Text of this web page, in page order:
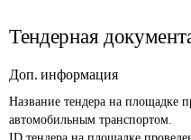
Тендерная
Доп. информация
Название тендера на площадке
автомобильным транспортом.